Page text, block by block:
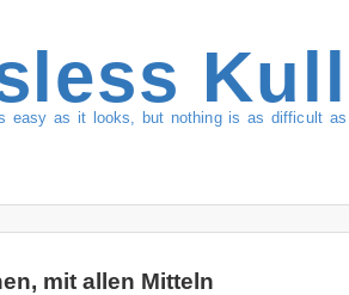
easy as it looks, but nothing is as difficult
mit allen Mitteln